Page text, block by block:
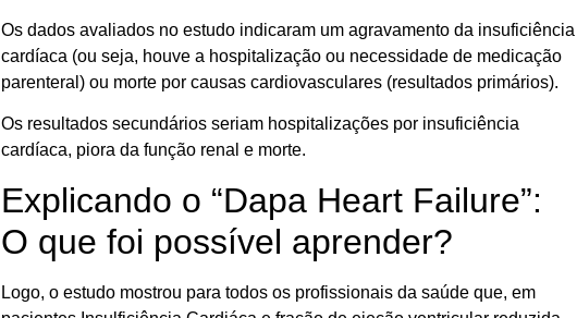
Os dados avaliados no estudo indicaram um agravamento da insuficiência
cardíaca (ou seja, houve a hospitalização ou necessidade de medicação
parenteral) ou morte por causas cardiovasculares (resultados primários).
Os resultados secundários seriam hospitalizações por insuficiência
cardíaca, piora da função renal e morte.
Explicando o “Dapa Heart Failure”:
O que foi possível aprender?
Logo, o estudo mostrou para todos os profissionais da saúde que, em